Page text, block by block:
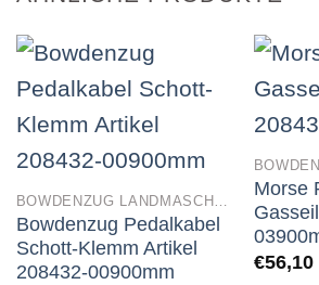
Bowdenzug Pedalkabel
Schott-Klemm Artikel
208432-00900mm
Morse
€56,10